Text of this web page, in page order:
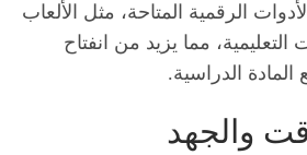
الرقمية المتاحة، مثل الألعاب
التعليمية، مما يزيد من انفتاح
الدراسية.